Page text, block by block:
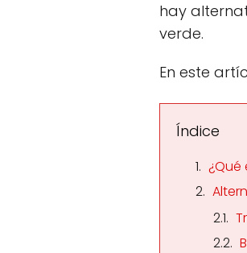
hay
verde.
En este
Índice
¿Qué